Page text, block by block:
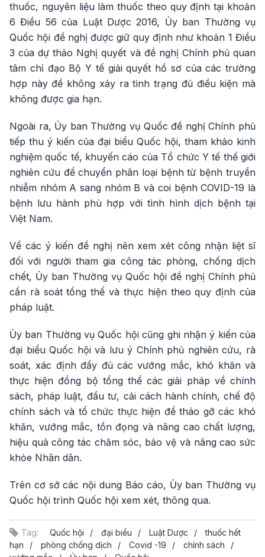
thuốc, nguyên liệu làm thuốc theo quy định tại khoản
6 Điều 56 của Luật Dược 2016, Ủy ban Thường vụ
Quốc hội đề nghị được giữ quy định như khoản 1 Điều
3 của dự thảo Nghị quyết và đề nghị Chính phủ quan
tâm chỉ đạo Bộ Y tế giải quyết hồ sơ của các trường
hợp này để không xảy ra tình trạng đủ điều kiện mà
không được gia hạn.
Ngoài ra, Ủy ban Thường vụ Quốc đề nghị Chính phủ
tiếp thu ý kiến của đại biểu Quốc hội, tham khảo kinh
nghiệm quốc tế, khuyến cáo của Tổ chức Y tế thế giới
nghiên cứu để chuyển phân loại bệnh từ bệnh truyền
nhiễm nhóm A sang nhóm B và coi bệnh COVID-19 là
bệnh lưu hành phù hợp với tình hình dịch bệnh tại
Việt Nam.
Về các ý kiến đề nghị nên xem xét công nhận liệt sĩ
đối với người tham gia công tác phòng, chống dịch
chết, Ủy ban Thường vụ Quốc hội đề nghị Chính phủ
cần rà soát tổng thể và thực hiện theo quy định của
pháp luật.
Ủy ban Thường vụ Quốc hội cũng ghi nhận ý kiến của
đại biểu Quốc hội và lưu ý Chính phủ nghiên cứu, rà
soát, xác định đầy đủ các vướng mắc, khó khăn và
thực hiện đồng bộ tổng thể các giải pháp về chính
sách, pháp luật, đầu tư, cải cách hành chính, chế độ
chính sách và tổ chức thực hiện để tháo gỡ các khó
khăn, vướng mắc, tồn đọng và nâng cao chất lượng,
hiệu quả công tác chăm sóc, bảo vệ và nâng cao sức
khỏe Nhân dân.
Trên cơ sở các nội dung Báo cáo, Ủy ban Thường vụ
Quốc hội trình Quốc hội xem xét, thông qua.
Tag: Quốc hội đại biểu Luật Dược
thuốc hết
hạn
phòng chống dịch Covid -19
chính sách